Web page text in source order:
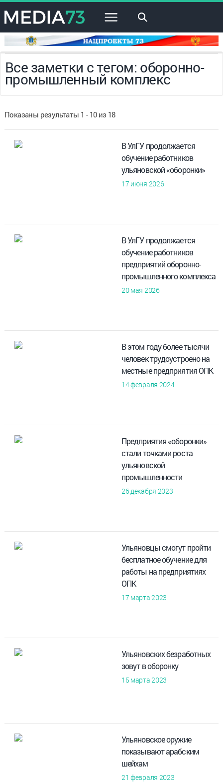
×
Все заметки с тегом: оборонно-
промышленный комплекс
Показаны результаты 1 - 10 из 18
В УлГУ продолжается
обучение работников
ульяновской «оборонки»
17 июня 2026
В УлГУ продолжается
обучение работников
предприятий оборонно-
промышленного комплекса
20 мая 2026
В этом году более тысячи
человек трудоустроено на
местные предприятия ОПК
14 февраля 2024
Предприятия «оборонки»
стали точками роста
ульяновской
промышленности
26 декабря 2023
Ульяновцы смогут пройти
бесплатное обучение для
работы на предприятиях
ОПК
17 марта 2023
Ульяновских безработных
зовут в оборонку
15 марта 2023
Ульяновское оружие
показывают арабским
шейхам
21 февраля 2023